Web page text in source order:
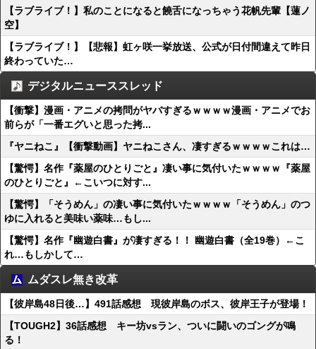
【ラブライブ！】私のことになると饒舌になっちゃう花帆先輩【蓮ノ
空】
【ラブライブ！】【悲報】虹ヶ咲一挙放送、公式が日付間違えて昨日
終わっていた…
デジタルニューススレッド
【衝撃】漫画・アニメの拷問がヤバすぎるｗｗｗｗ漫画・アニメでお
前らが「一番エグいと思った拷...
『ヤニねこ』【衝撃動画】ヤニねこさん、凄すぎるｗｗｗｗこれは…
【驚愕】名作『薬屋のひとりごと』凄い事に気付いたｗｗｗｗ『薬屋
のひとりごと』←こいつに対す...
【驚愕】「そうめん」の凄い事に気付いたｗｗｗｗ「そうめん」のつ
ゆに入れると美味い薬味…もし...
【驚愕】名作『幽遊白書』が凄すぎる！！ 幽遊白書（全19巻）←こ
れ…もしかして…
ムダスレ無き改革
【彼岸島48日後…】491話感想 現彼岸島のボス、彼岸王子が登場！
【TOUGH2】36話感想 キー坊vsラン、ついに闘いのゴングが鳴
る！